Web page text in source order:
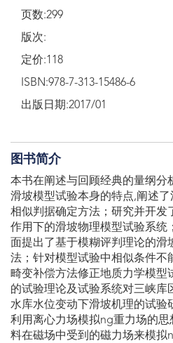
页数:299
版次:
定价:118
ISBN:978-7-313-15486-6
出版日期:2017/01
图书简介
本书在阐述与回顾经典的量纲分
滑坡模型试验本身的特点,阐述
相似判据确定方法；研究并开发
作用下的滑坡物理模型试验系统
面提出了基于模糊评判理论的滑
法；针对模型试验中相似条件不
畸变补偿方法修正地质力学模型
的试验理论及试验系统对三峡库
水库水位变动下滑坡机理的试验
利用离心力场模拟ng重力场的
料在磁场中受到的磁力场来模拟